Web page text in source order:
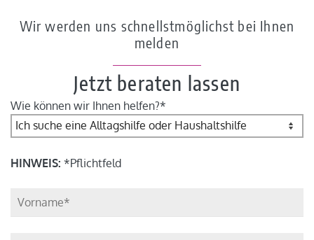
Wir werden uns schnellstmöglichst bei Ihnen
melden
Jetzt beraten lassen
Wie können wir Ihnen helfen?*
HINWEIS: *Pflichtfeld